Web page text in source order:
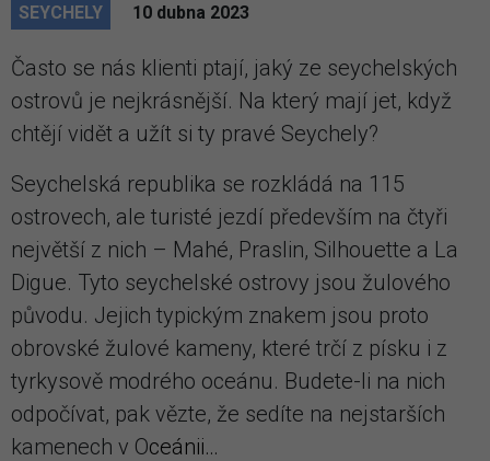
10 dubna 2023
SEYCHELY
Často se nás klienti ptají, jaký ze seychelských
ostrovů je nejkrásnější. Na který mají jet, když
chtějí vidět a užít si ty pravé Seychely?
Seychelská republika se rozkládá na 115
ostrovech, ale turisté jezdí především na čtyři
největší z nich – Mahé, Praslin, Silhouette a La
Digue. Tyto seychelské ostrovy jsou žulového
původu. Jejich typickým znakem jsou proto
obrovské žulové kameny, které trčí z písku i z
tyrkysově modrého oceánu. Budete-li na nich
odpočívat, pak vězte, že sedíte na nejstarších
kamenech v Oceánii…